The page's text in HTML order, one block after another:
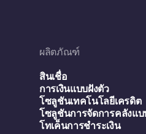
ผลิตภัณฑ์
สินเชื่อ
การเงินแบบฝังตัว
โซลูชันเทคโนโลยีเครดิต
โซลูชันการจัดการคลังแบ
โทเค็นการชำระเงิน